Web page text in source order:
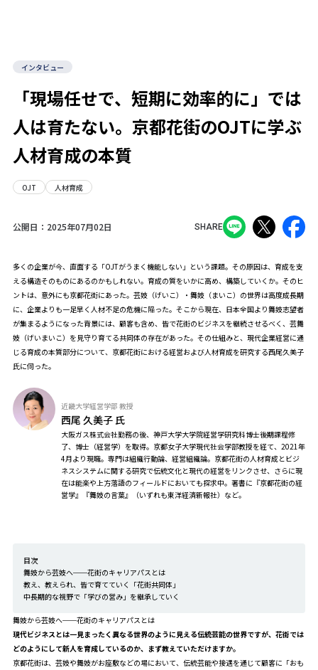
インタビュー
「現場任せで、短期に効率的に」では
人は育たない。京都花街のOJTに学ぶ
人材育成の本質
OJT 人材育成
公開日： 2025年07月02日 SHARE
多くの企業が今、直面する「OJTがうまく機能しない」という課題。その原因は、育成を支
える構造そのものにあるのかもしれない。育成の質をいかに高め、構築していくか。そのヒ
ントは、意外にも京都花街にあった。芸妓（げいこ）・舞妓（まいこ）の世界は高度成長期
に、企業よりも一足早く人材不足の危機に陥った。そこから現在、日本全国より舞妓志望者
が集まるようになった背景には、顧客も含め、皆で花街のビジネスを継続させるべく、芸舞
妓（げいまいこ）を見守り育てる共同体の存在があった。その仕組みと、現代企業経営に通
じる育成の本質部分について、京都花街における経営および人材育成を研究する西尾久美子
氏に伺った。
近畿大学経営学部 教授
西尾 久美子 氏
大阪ガス株式会社勤務の後、神戸大学大学院経営学研究科博士後期課程修
了、博士（経営学）を取得。京都女子大学現代社会学部教授を経て、2021年
4月より現職。専門は組織行動論、経営組織論。京都花街の人材育成とビジ
ネスシステムに関する研究で伝統文化と現代の経営をリンクさせ、さらに現
在は能楽や上方落語のフィールドにおいても探求中。著書に『京都花街の経
営学』『舞妓の言葉』（いずれも東洋経済新報社）など。
目次
舞妓から芸妓へ──花街のキャリアパスとは
教え、教えられ、皆で育てていく「花街共同体」
中長期的な視野で「学びの営み」を継承していく
舞妓から芸妓へ──花街のキャリアパスとは
――現代ビジネスとは一見まったく異なる世界のように見える伝統芸能の世界ですが、花街では
どのようにして新人を育成しているのか、まず教えていただけますか。
京都花街は、芸妓や舞妓がお座敷などの場において、伝統芸能や接遇を通じて顧客に「おも